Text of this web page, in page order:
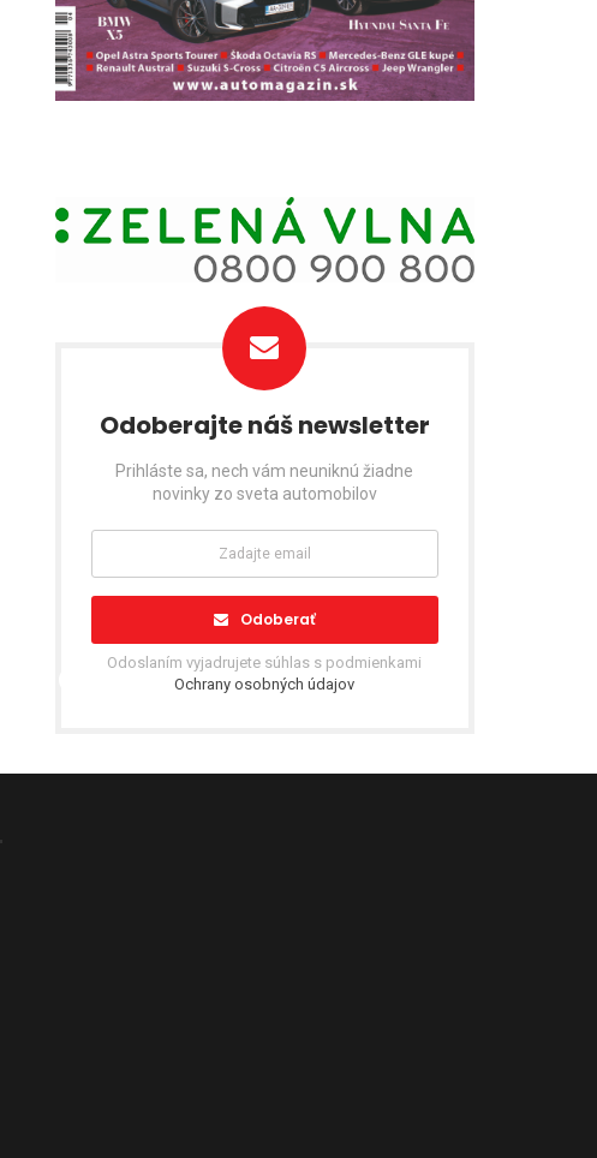
Odoberajte náš newsletter
Prihláste sa, nech vám neuniknú žiadne
novinky zo sveta automobilov
Odoberať
Odoslaním vyjadrujete súhlas s podmienkami
Ochrany osobných údajov